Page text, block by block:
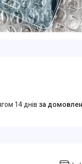
14 днів за